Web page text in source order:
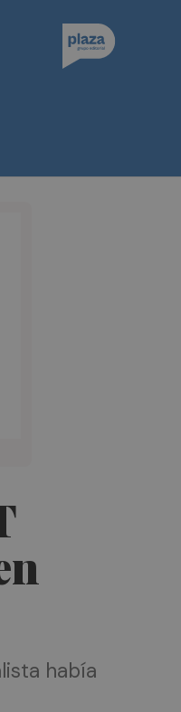
había